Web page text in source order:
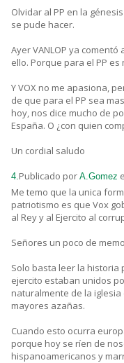
Olvidar al PP en la
se pude hacer.
Ayer VANLOP ya
ello. Porque para el PP
Y VOX no me apasiona,
de que para el PP sea
hoy, nos dice mucho de
España. O ¿con quien
Un cordial saludo
4. Publicado por A.Gomez
Me temo que la unica
patriotismo es que Vox
al Rey y al Ejercito al
Señores un poco de
Solo basta leer la historia
ejercito estaban unidos
naturalmente de la
mayores azañas.
Cuando esto ocurra
porque hoy se ríen de
hispanoamericanos y